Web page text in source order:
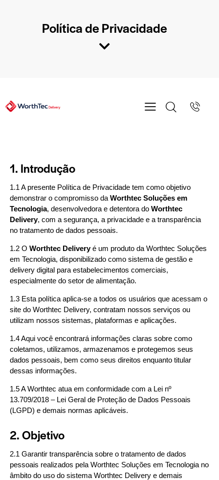
Política de Privacidade
1. Introdução
1.1 A presente Política de Privacidade tem como objetivo
demonstrar o compromisso da Worthtec Soluções em
Tecnologia, desenvolvedora e detentora do Worthtec
Delivery, com a segurança, a privacidade e a transparência
no tratamento de dados pessoais.
1.2 O Worthtec Deliveryé um produto da Worthtec Soluções
em Tecnologia, disponibilizado como sistema de gestão e
delivery digital para estabelecimentos comerciais,
especialmente do setor de alimentação.
1.3 Esta política aplica-se a todos os usuários que acessam o
site do Worthtec Delivery, contratam nossos serviços ou
utilizam nossos sistemas, plataformas e aplicações.
1.4 Aqui você encontrará informações claras sobre como
coletamos, utilizamos, armazenamos e protegemos seus
dados pessoais, bem como seus direitos enquanto titular
dessas informações.
1.5 A Worthtec atua em conformidade com a Lei nº
13.709/2018 – Lei Geral de Proteção de Dados Pessoais
(LGPD) e demais normas aplicáveis.
2. Objetivo
2.1 Garantir transparência sobre o tratamento de dados
pessoais realizados pela Worthtec Soluções em Tecnologia no
âmbito do uso do sistema Worthtec Delivery e demais